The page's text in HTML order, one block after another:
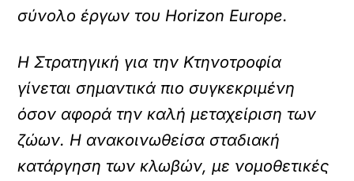
σύνολο έργων του Horizon Europe.
Η Στρατηγική για την Κτηνοτροφία
γίνεται σημαντικά πιο συγκεκριμένη
όσον αφορά την καλή μεταχείριση των
ζώων. Η ανακοινωθείσα σταδιακή
κατάργηση των κλωβών, με νομοθετικές